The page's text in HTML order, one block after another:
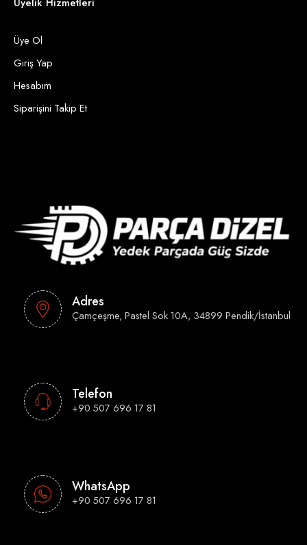
Üye Ol
Giriş Yap
Hesabım
Siparişini Takip Et
Adres
Çamçeşme, Pastel Sok 10A, 34899 Pendik/İstanbul
Telefon
+90 507 696 17 81
WhatsApp
+90 507 696 17 81